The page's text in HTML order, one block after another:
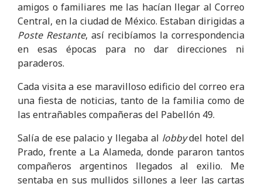
amigos o familiares me las hacían llegar al Correo
Central, en la ciudad de México. Estaban dirigidas a
Poste Restante, así recibíamos la correspondencia
en esas épocas para no dar direcciones ni
paraderos.
Cada visita a ese maravilloso edificio del correo era
una fiesta de noticias, tanto de la familia como de
las entrañables compañeras del Pabellón 49.
Salía de ese palacio y llegaba al lobbydel hotel del
Prado, frente a La Alameda, donde pararon tantos
compañeros argentinos llegados al exilio. Me
sentaba en sus mullidos sillones a leer las cartas